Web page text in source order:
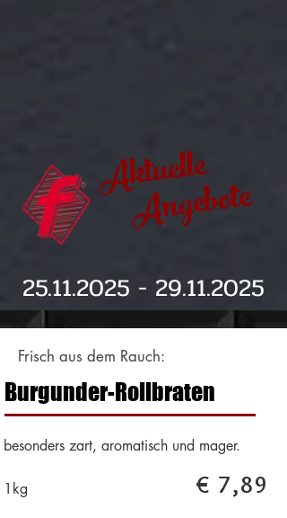
Aktuelle
Angebote
25.11.2025 - 29.11.2025
Frisch aus dem Rauch:
Burgunder-Rollbraten
besonders zart, aromatisch und mager.
1kg € 7,89